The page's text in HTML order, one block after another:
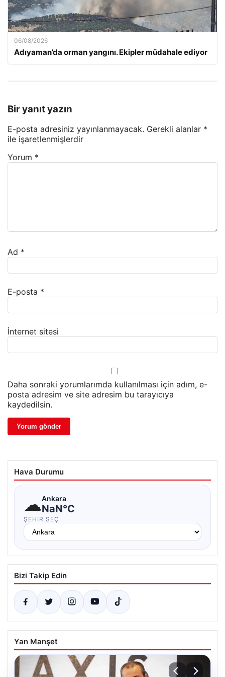
06/08/2026
Adıyaman’da orman yangını. Ekipler müdahale ediyor
Bir yanıt yazın
E-posta adresiniz yayınlanmayacak. Gerekli alanlar *
ile işaretlenmişlerdir
Yorum *
Ad *
E-posta *
İnternet sitesi
Daha sonraki yorumlarımda kullanılması için adım, e-
posta adresim ve site adresim bu tarayıcıya
kaydedilsin.
Hava Durumu
☁Ankara
NaN°C
ŞEHIR SEÇ
Bizi Takip Edin
Yan Manşet